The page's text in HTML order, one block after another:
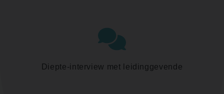
Diepte-interview met leidinggevende